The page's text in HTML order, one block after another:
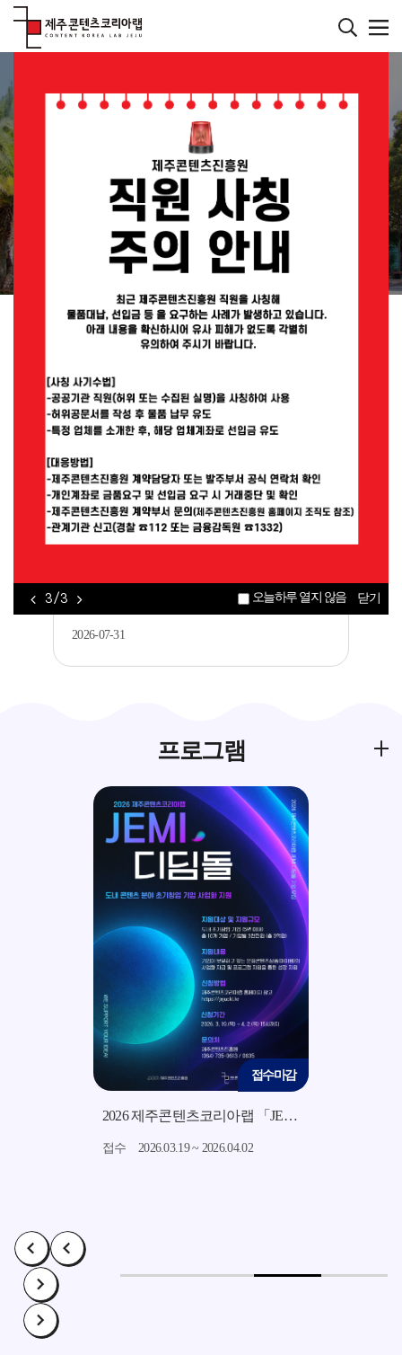
본
문
기
3 / 3 오늘하루 열지 않음 닫기
JEJU CONTENT
KOREA LAB
JEMI란?
공지사항
공지
함께하는 메이커 교육 <아두이노를 활..
2026-08-05
2026 제주콘텐츠코리아랩 JEMI 아카데미 콘
텐츠 창·제작 과정 수강생 모집..
2026-07-31
프로그램
접수마감
2026 제주콘텐츠코리아랩 「JEMI 디딤돌」 지원사업 모집 공고
접수 2026.03.19 ~ 2026.04.02